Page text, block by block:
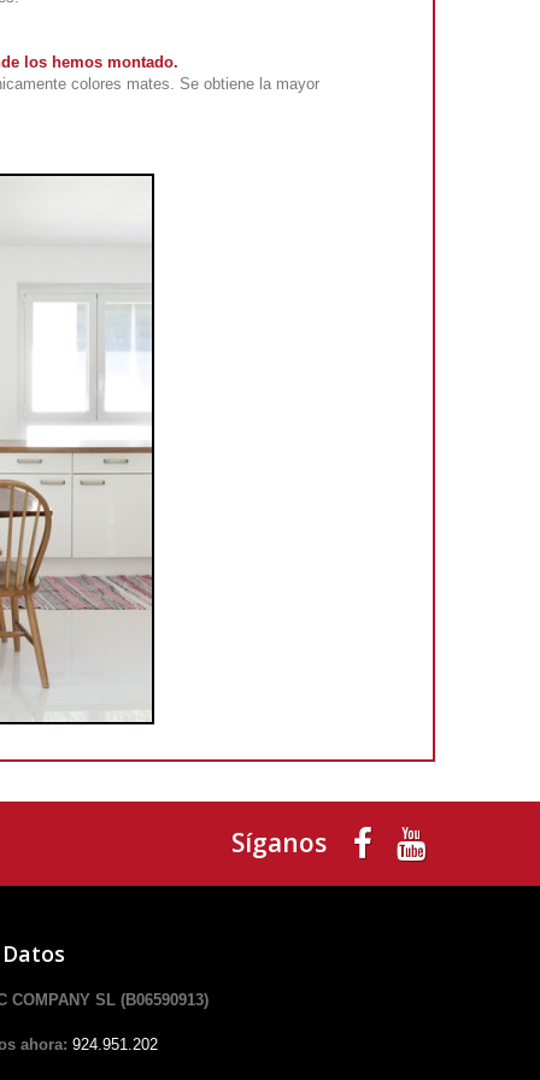
los hemos montado.
colores mates. Se obtiene la mayor
Síganos
COMPANY SL (B06590913)
ahora: 924.951.202